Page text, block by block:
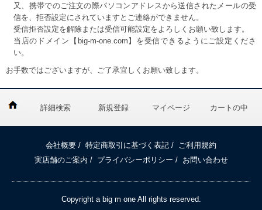
又、携帯でのご注文の際パソコンアドレスから送信されたメールの受
信を、拒否設定にされていますとご連絡ができません。
受信拒否設定を解除または受信可能設定をよろしくお願い致します。
当店のドメイン【big-m-one.com】を受信できるようにご設定くださ
い。
お手数ではございますが、ご了承宜しくお願い致します。
詳細検索 新規登録 マイページ カートの中
会社概要 / 特定商取引に基づく表記 /
ご利用規約
実店舗のご案内 / プライバシーポリシー / お問い合わせ
Copyright a big m one All rights reserved.